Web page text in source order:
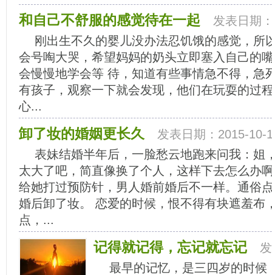
和自己不舒服的感觉待在一起
发表日期
刚出生不久的婴儿没办法忍饥饿的感觉，所
会号啕大哭，希望妈妈的奶头立即塞入自己的
会慢慢地学会等 待，知道有些事情急不得，急
有孩子，观察一下就会发现，他们在玩耍的过
心...
卸了妆的婚姻更长久
发表日期：2015-10-
表妹结婚半年后，一脸愁云地跑来问我：姐
太大了吧，简直像换了个人，这样下去怎么办
给她打过预防针，男人婚前婚后不一样。通俗
婚后卸了妆。 恋爱的时候，恨不得有块遮羞布
点，...
记得就记得，忘记就忘记
最早的记忆，是三四岁的时候